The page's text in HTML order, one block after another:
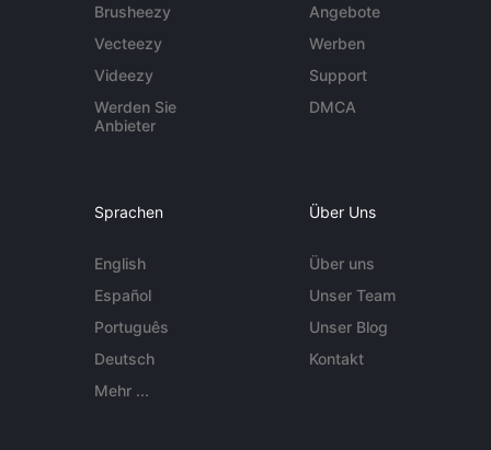
Brusheezy
Vecteezy
Videezy
Werden Sie
Anbieter
Angebote
Werben
Support
DMCA
Sprachen
English
Español
Português
Deutsch
Mehr ...
Über Uns
Über uns
Unser Team
Unser Blog
Kontakt